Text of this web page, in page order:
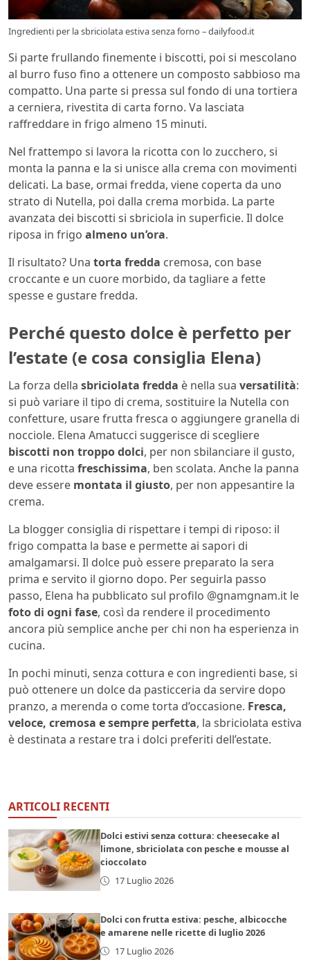
Ingredienti per la sbriciolata estiva senza forno – dailyfood.it
Si parte frullando finemente i biscotti, poi si mescolano
al burro fuso fino a ottenere un composto sabbioso ma
compatto. Una parte si pressa sul fondo di una tortiera
a cerniera, rivestita di carta forno. Va lasciata
raffreddare in frigo almeno 15 minuti.
Nel frattempo si lavora la ricotta con lo zucchero, si
monta la panna e la si unisce alla crema con movimenti
delicati. La base, ormai fredda, viene coperta da uno
strato di Nutella, poi dalla crema morbida. La parte
avanzata dei biscotti si sbriciola in superficie. Il dolce
riposa in frigo almeno un’ora.
Il risultato? Una torta fredda cremosa, con base
croccante e un cuore morbido, da tagliare a fette
spesse e gustare fredda.
Perché questo dolce è perfetto per
l’estate (e cosa consiglia Elena)
La forza della sbriciolata fredda è nella sua versatilità:
si può variare il tipo di crema, sostituire la Nutella con
confetture, usare frutta fresca o aggiungere granella di
nocciole. Elena Amatucci suggerisce di scegliere
biscotti non troppo dolci, per non sbilanciare il gusto,
e una ricotta freschissima, ben scolata. Anche la panna
deve essere montata il giusto, per non appesantire la
crema.
La blogger consiglia di rispettare i tempi di riposo: il
frigo compatta la base e permette ai sapori di
amalgamarsi. Il dolce può essere preparato la sera
prima e servito il giorno dopo. Per seguirla passo
passo, Elena ha pubblicato sul profilo @gnamgnam.it le
foto di ogni fase, così da rendere il procedimento
ancora più semplice anche per chi non ha esperienza in
cucina.
In pochi minuti, senza cottura e con ingredienti base, si
può ottenere un dolce da pasticceria da servire dopo
pranzo, a merenda o come torta d’occasione. Fresca,
veloce, cremosa e sempre perfetta, la sbriciolata estiva
è destinata a restare tra i dolci preferiti dell’estate.
ARTICOLI RECENTI
Dolci estivi senza cottura: cheesecake al
limone, sbriciolata con pesche e mousse al
cioccolato
17 Luglio 2026
Dolci con frutta estiva: pesche, albicocche
e amarene nelle ricette di luglio 2026
17 Luglio 2026